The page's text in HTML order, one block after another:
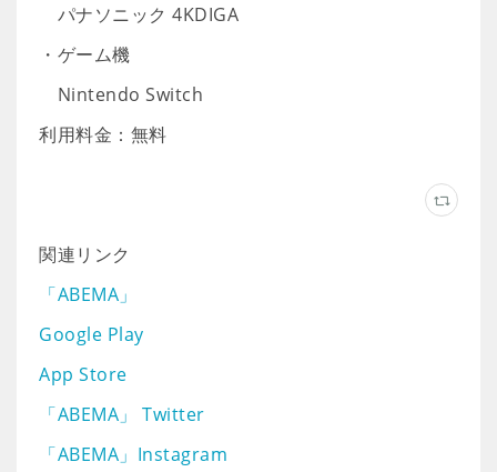
パナソニック 4KDIGA
・ゲーム機
Nintendo Switch
利用料金：無料
関連リンク
「ABEMA」
Google Play
App Store
「ABEMA」 Twitter
「ABEMA」Instagram